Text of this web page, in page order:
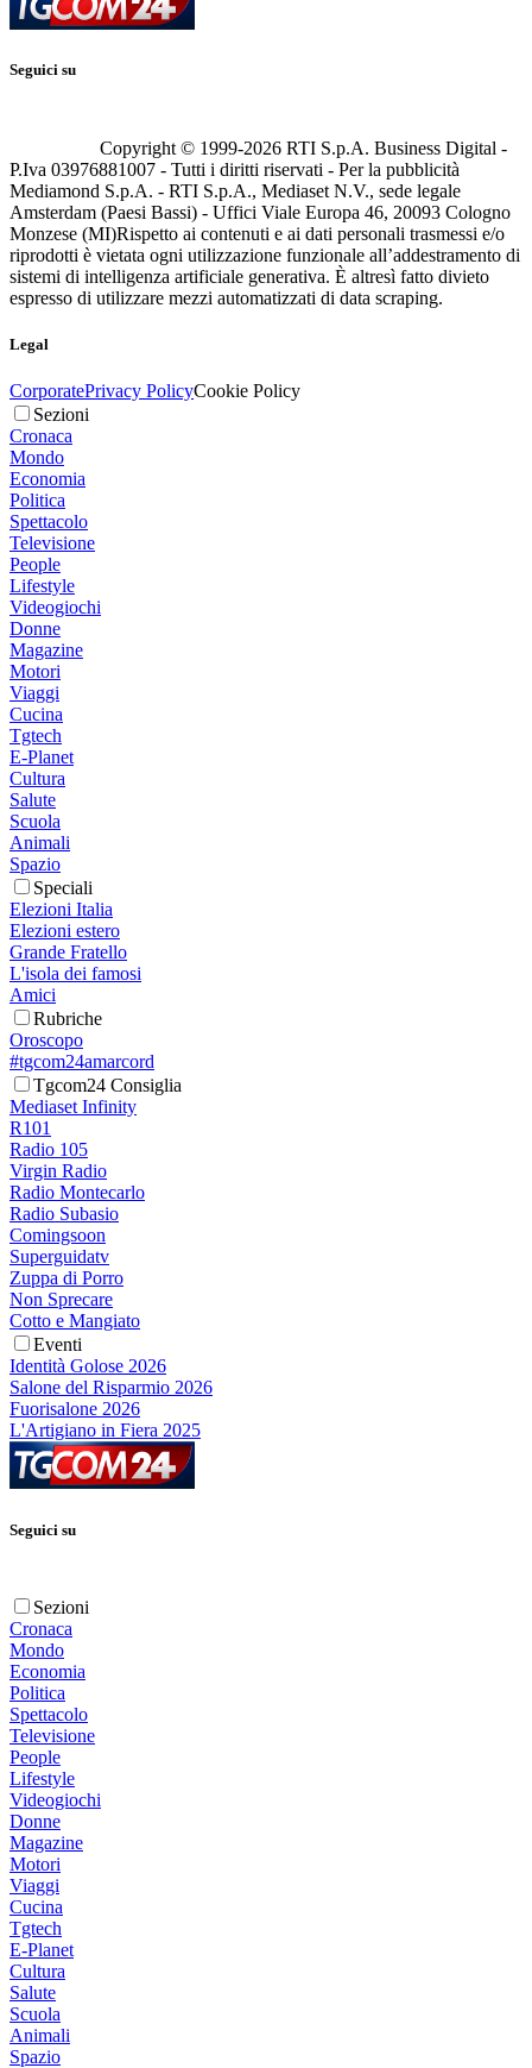
Seguici su
Copyright © 1999-2026 RTI S.p.A. Business Digital -
P.Iva 03976881007 - Tutti i diritti riservati - Per la pubblicità
Mediamond S.p.A. - RTI S.p.A., Mediaset N.V., sede legale
Amsterdam (Paesi Bassi) - Uffici Viale Europa 46, 20093 Cologno
Monzese (MI)Rispetto ai contenuti e ai dati personali trasmessi e/o
riprodotti è vietata ogni utilizzazione funzionale all’addestramento di
sistemi di intelligenza artificiale generativa. È altresì fatto divieto
espresso di utilizzare mezzi automatizzati di data scraping.
Legal
CorporatePrivacy PolicyCookie Policy
Sezioni
Cronaca
Mondo
Economia
Politica
Spettacolo
Televisione
People
Lifestyle
Videogiochi
Donne
Magazine
Motori
Viaggi
Cucina
Tgtech
E-Planet
Cultura
Salute
Scuola
Animali
Spazio
Speciali
Elezioni Italia
Elezioni estero
Grande Fratello
L'isola dei famosi
Amici
Rubriche
Oroscopo
#tgcom24amarcord
Tgcom24 Consiglia
Mediaset Infinity
R101
Radio 105
Virgin Radio
Radio Montecarlo
Radio Subasio
Comingsoon
Superguidatv
Zuppa di Porro
Non Sprecare
Cotto e Mangiato
Eventi
Identità Golose 2026
Salone del Risparmio 2026
Fuorisalone 2026
L'Artigiano in Fiera 2025
Seguici su
Sezioni
Cronaca
Mondo
Economia
Politica
Spettacolo
Televisione
People
Lifestyle
Videogiochi
Donne
Magazine
Motori
Viaggi
Cucina
Tgtech
E-Planet
Cultura
Salute
Scuola
Animali
Spazio